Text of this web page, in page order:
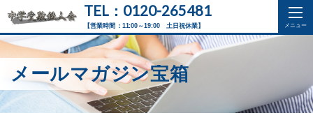
【営業時間：11:00～19:00 土日祝休業】
TEL：0120-265481
メールマガジン宝箱